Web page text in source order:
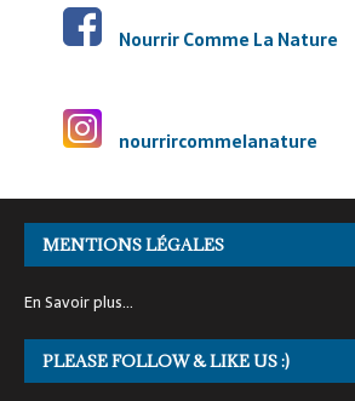
Nourrir Comme La Nature
nourrircommelanature
MENTIONS LÉGALES
En Savoir plus…
PLEASE FOLLOW & LIKE US :)